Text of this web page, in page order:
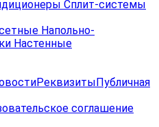
Сплит-системы
Напольно-
Настенные
РеквизитыПубличная
соглашение